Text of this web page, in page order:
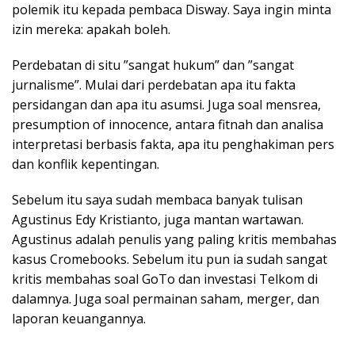
polemik itu kepada pembaca Disway. Saya ingin minta
izin mereka: apakah boleh.
Perdebatan di situ ”sangat hukum” dan ”sangat
jurnalisme”. Mulai dari perdebatan apa itu fakta
persidangan dan apa itu asumsi. Juga soal mensrea,
presumption of innocence, antara fitnah dan analisa
interpretasi berbasis fakta, apa itu penghakiman pers
dan konflik kepentingan.
Sebelum itu saya sudah membaca banyak tulisan
Agustinus Edy Kristianto, juga mantan wartawan.
Agustinus adalah penulis yang paling kritis membahas
kasus Cromebooks. Sebelum itu pun ia sudah sangat
kritis membahas soal GoTo dan investasi Telkom di
dalamnya. Juga soal permainan saham, merger, dan
laporan keuangannya.